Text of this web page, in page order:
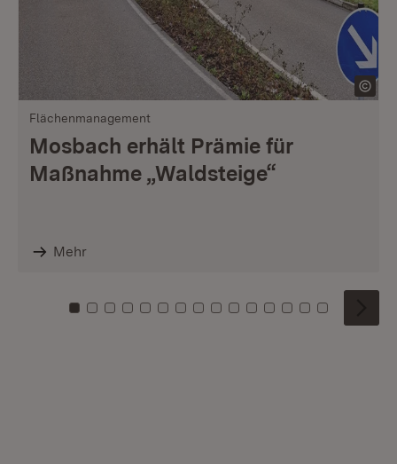
Flächenmanagement
Mosbach erhält Prämie für
Maßnahme „Waldsteige“
Mehr
Zu Kachel: 0
Zu Kachel: 1
Zu Kachel: 2
Zu Kachel: 3
Zu Kachel: 4
Zu Kachel: 5
Zu Kachel: 6
Zu Kachel: 7
Zu Kachel: 8
Zu Kachel: 9
Zu Kachel: 10
Zu Kachel: 11
Zu Kachel: 12
Zu Kachel:
Zu